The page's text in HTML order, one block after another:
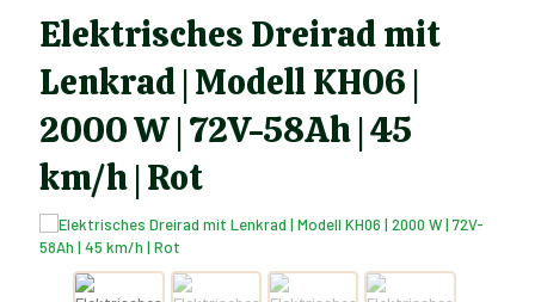
Elektrisches Dreirad mit
Lenkrad | Modell KH06 |
2000 W | 72V-58Ah | 45
km/h | Rot